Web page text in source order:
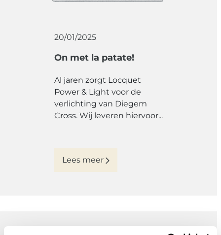
20/01/2025
On met la patate!
Al jaren zorgt Locquet
Power & Light voor de
verlichting van Diegem
Cross. Wij leveren hiervoor...
Lees meer